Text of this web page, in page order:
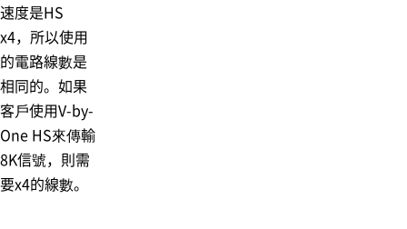
速度是HS
x4，所以使用
的電路線數是
相同的。如果
客戶使用V-by-
One HS來傳輸
8K信號，則需
要x4的線數。